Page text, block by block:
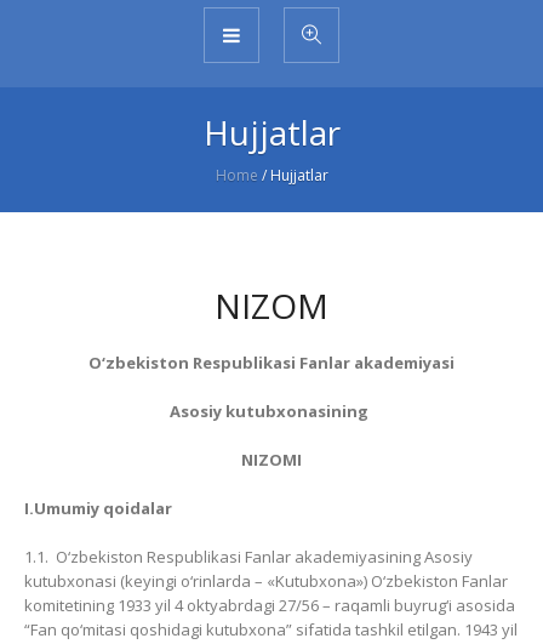
Hujjatlar
Home / Hujjatlar
NIZOM
O‘zbekiston Respublikasi Fanlar akademiyasi
Asosiy kutubxonasining
NIZOMI
I.Umumiy qoidalar
1.1. O‘zbekiston Respublikasi Fanlar akademiyasining Asosiy
kutubxonasi (keyingi o‘rinlarda – «Kutubxona») O‘zbekiston Fanlar
komitetining 1933 yil 4 oktyabrdagi 27/56 – raqamli buyrug‘i asosida
“Fan qo‘mitasi qoshidagi kutubxona” sifatida tashkil etilgan. 1943 yil